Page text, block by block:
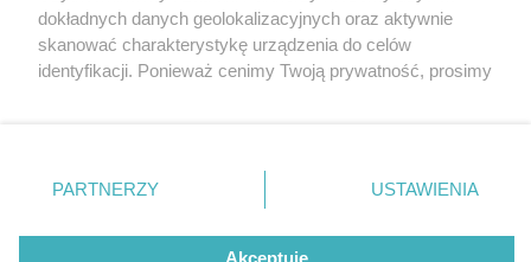
Śląska Policja na drogach
Piekary Śląskie
Chorzów
Tarnowskie Góry
Gliwice
Kontakt
Wydawca
Redakcja
dokładnych danych geolokalizacyjnych oraz aktywnie
skanować charakterystykę urządzenia do celów
identyfikacji. Ponieważ cenimy Twoją prywatność, prosimy
prywatności znajdujący się w lewym dolnym rogu strony
. Niektóre rodzaje przetwarzania danych nie wymagają
zgody użytkownika, ale masz prawo sprzeciwić się
takiemu przetwarzaniu. Preferencje będą miały
PARTNERZY USTAWIENIA
Akceptuję